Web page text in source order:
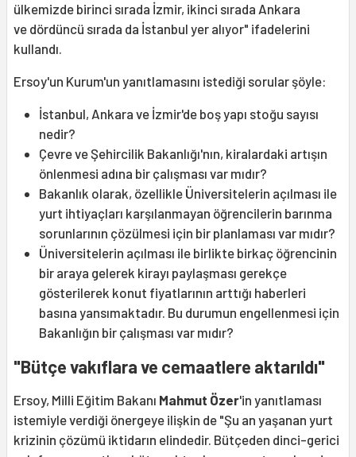
ülkemizde birinci sırada İzmir, ikinci sırada Ankara
ve dördüncü sırada da İstanbul yer alıyor" ifadelerini
kullandı.
Ersoy'un Kurum'un yanıtlamasını istediği sorular şöyle:
İstanbul, Ankara ve İzmir'de boş yapı stoğu sayısı
nedir?
Çevre ve Şehircilik Bakanlığı'nın, kiralardaki artışın
önlenmesi adına bir çalışması var mıdır?
Bakanlık olarak, özellikle Üniversitelerin açılması ile
yurt ihtiyaçları karşılanmayan öğrencilerin barınma
sorunlarının çözülmesi için bir planlaması var mıdır?
Üniversitelerin açılması ile birlikte birkaç öğrencinin
bir araya gelerek kirayı paylaşması gerekçe
gösterilerek konut fiyatlarının arttığı haberleri
basına yansımaktadır. Bu durumun engellenmesi için
Bakanlığın bir çalışması var mıdır?
"Bütçe vakıflara ve cemaatlere aktarıldı"
Ersoy, Milli Eğitim Bakanı Mahmut Özer'in yanıtlaması
istemiyle verdiği önergeye ilişkin de "Şu an yaşanan yurt
krizinin çözümü iktidarın elindedir. Bütçeden dinci-gerici